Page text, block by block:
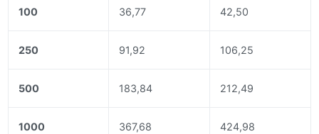
100 36,77 42,50
250 91,92 106,25
500 183,84 212,49
1000 367,68 424,98